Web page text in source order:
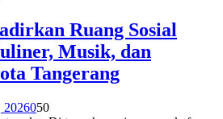
Ruang Sosial
Musik, dan
Tangerang
2026050